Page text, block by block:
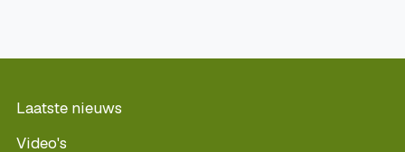
Laatste nieuws
Video's